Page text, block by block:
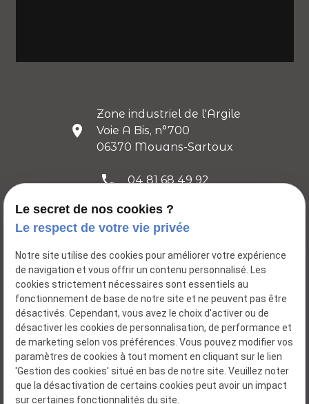
place
Zone industriel de l'Argile
Voie A Bis, n°700
06370 Mouans-Sartoux
phone 04 81 68 49 92
mail contact@lesprit-de-vigne.com
Réseaux sociaux :
L'esprit de vigne
Le secret de nos cookies ?
Le respect de votre vie privée
Notre site utilise des cookies pour améliorer votre expérience
de navigation et vous offrir un contenu personnalisé. Les
cookies strictement nécessaires sont essentiels au
fonctionnement de base de notre site et ne peuvent pas être
désactivés. Cependant, vous avez le choix d'activer ou de
désactiver les cookies de personnalisation, de performance et
de marketing selon vos préférences. Vous pouvez modifier vos
paramètres de cookies à tout moment en cliquant sur le lien
'Gestion des cookies' situé en bas de notre site. Veuillez noter
que la désactivation de certains cookies peut avoir un impact
sur certaines fonctionnalités du site.